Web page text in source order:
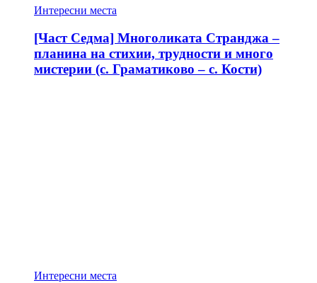
Интересни места
[Част Седма] Многоликата Странджа –
планина на стихии, трудности и много
мистерии (с. Граматиково – с. Кости)
Интересни места